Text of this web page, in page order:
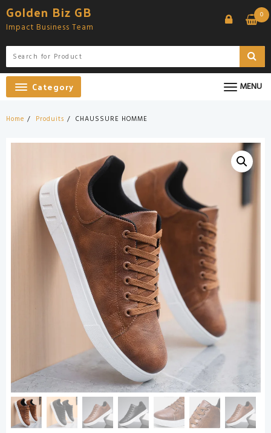
Skip
to
content
Golden Biz GB
Impact Business Team
0
Category MENU
Home Produits CHAUSSURE HOMME